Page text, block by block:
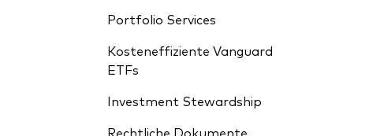
Portfolio Services
Kosteneffiziente Vanguard
ETFs
Investment Stewardship
Rechtliche Dokumente